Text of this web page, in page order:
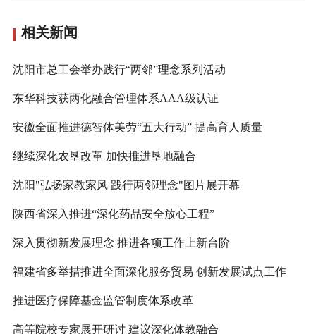
相关新闻
沈阳市总工会举办践行“两邻”理念系列活动
东华科技获两化融合管理体系AAA级认证
安徽全面推进德智体美劳“五大行动” 提高育人质量
继续深化农垦改革 加快推进垦地融合
沈阳"弘扬家教家风 践行两邻理念"图片展开幕
陕西省深入推进“深化药品安全放心工程”
深入贯彻新发展理念 推进各项工作上新台阶
福建省多举措推进全面深化服务贸易 创新发展试点工作
推进医疗保障基金监管制度体系改革
高等院校专家展开研讨 建议深化体教融合